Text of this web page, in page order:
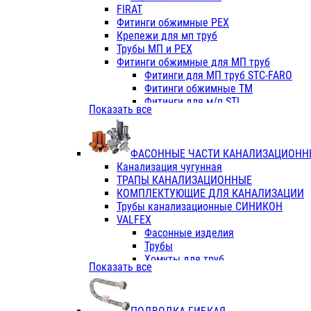
Фитинги ПП белые
Фитинги ПП белые
Фитинги ППс металл.белые
VALFEX
Трубы PE-RT
Трубы ПП водопровод белые
Трубы ПП водопровод серые
Трубы армированные
Трубы армированные
Фитинги с металл. серые
Фитинги ПП (серые)
Фитинги ПП белые
Краны
Фитинги ПП (белые)
Фитинги ПП с металлом белые
ПК КОНТУР
Краны полипропиленовые
Трубы полипропиленивые
FIRAT
Фитинги обжимные PEX
Крепежи для мп труб
Трубы МП и PEX
Фитинги обжимные для МП труб
Фитинги для МП труб STC-FARO
Фитинги обжимные ТМ
Фитинги для м/п STI
Фитинги для МП труб TITAN
TK
VALFEX
Показать все
ФАСОННЫЕ ЧАСТИ
Канализация чугунная
ТРАПЫ КАНАЛИЗАЦИОННЫЕ
КОМПЛЕКТУЮЩИЕ ДЛЯ КАНАЛИЗАЦИИ
Трубы канализационные СИНИКОН
VALFEX
Фасонные изделия
Трубы
Хомуты для труб
ПВХ (стройполимер)
Показать все